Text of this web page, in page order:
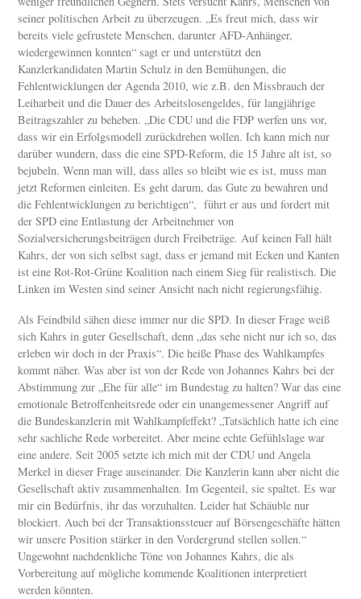
seiner politischen Arbeit zu überzeugen. „Es freut mich, dass wir
bereits viele gefrustete Menschen, darunter AFD-Anhänger,
wiedergewinnen konnten“ sagt er und unterstützt den
Kanzlerkandidaten Martin Schulz in den Bemühungen, die
Fehlentwicklungen der Agenda 2010, wie z.B. den Missbrauch der
Leiharbeit und die Dauer des Arbeitslosengeldes, für langjährige
Beitragszahler zu beheben. „Die CDU und die FDP werfen uns vor,
dass wir ein Erfolgsmodell zurückdrehen wollen. Ich kann mich nur
darüber wundern, dass die eine SPD-Reform, die 15 Jahre alt ist, so
bejubeln. Wenn man will, dass alles so bleibt wie es ist, muss man
jetzt Reformen einleiten. Es geht darum, das Gute zu bewahren und
die Fehlentwicklungen zu berichtigen“, führt er aus und fordert mit
der SPD eine Entlastung der Arbeitnehmer von
Sozialversicherungsbeiträgen durch Freibeträge. Auf keinen Fall hält
Kahrs, der von sich selbst sagt, dass er jemand mit Ecken und Kanten
ist eine Rot-Rot-Grüne Koalition nach einem Sieg für realistisch. Die
Linken im Westen sind seiner Ansicht nach nicht regierungsfähig.
Als Feindbild sähen diese immer nur die SPD. In dieser Frage weiß
sich Kahrs in guter Gesellschaft, denn „das sehe nicht nur ich so, das
erleben wir doch in der Praxis“. Die heiße Phase des Wahlkampfes
kommt näher. Was aber ist von der Rede von Johannes Kahrs bei der
Abstimmung zur „Ehe für alle“ im Bundestag zu halten? War das eine
emotionale Betroffenheitsrede oder ein unangemessener Angriff auf
die Bundeskanzlerin mit Wahlkampfeffekt? „Tatsächlich hatte ich eine
sehr sachliche Rede vorbereitet. Aber meine echte Gefühlslage war
eine andere. Seit 2005 setzte ich mich mit der CDU und Angela
Merkel in dieser Frage auseinander. Die Kanzlerin kann aber nicht die
Gesellschaft aktiv zusammenhalten. Im Gegenteil, sie spaltet. Es war
mir ein Bedürfnis, ihr das vorzuhalten. Leider hat Schäuble nur
blockiert. Auch bei der Transaktionssteuer auf Börsengeschäfte hätten
wir unsere Position stärker in den Vordergrund stellen sollen.“
Ungewohnt nachdenkliche Töne von Johannes Kahrs, die als
Vorbereitung auf mögliche kommende Koalitionen interpretiert
werden könnten.